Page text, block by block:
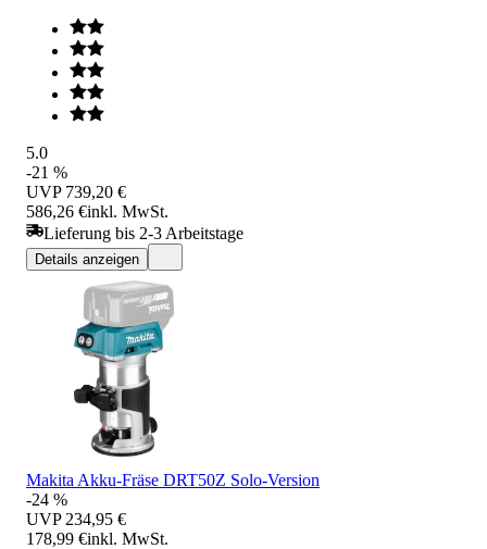
5.0
-21 %
UVP 739,20 €
586,26 €inkl. MwSt.
Lieferung bis 2-3 Arbeitstage
Details anzeigen
Makita Akku-Fräse DRT50Z Solo-Version
-24 %
UVP 234,95 €
178,99 €inkl. MwSt.